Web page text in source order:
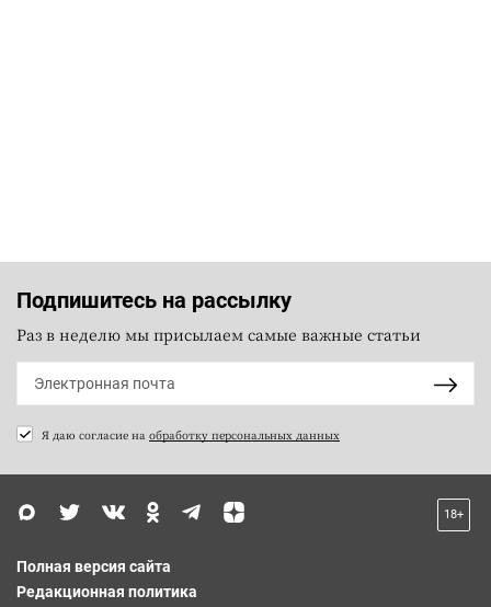
Подпишитесь на рассылку
Раз в неделю мы присылаем самые важные статьи
Я даю согласие на обработку персональных данных
18+
Полная версия сайта
Редакционная политика